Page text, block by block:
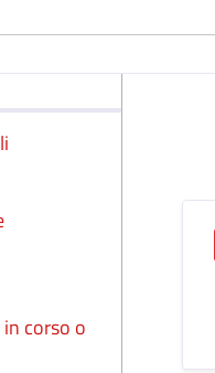
corso o